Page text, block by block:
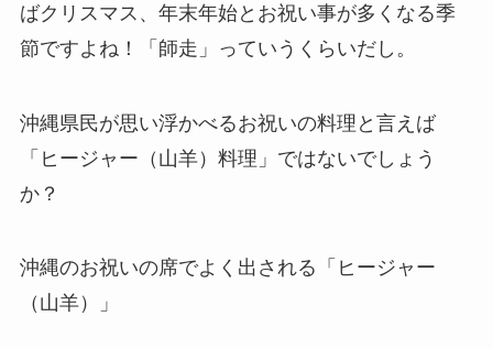
ばクリスマス、年末年始とお祝い事が多くなる季
節ですよね！「師走」っていうくらいだし。
沖縄県民が思い浮かべるお祝いの料理と言えば
「ヒージャー（山羊）料理」ではないでしょう
か？
沖縄のお祝いの席でよく出される「ヒージャー
（山羊）」